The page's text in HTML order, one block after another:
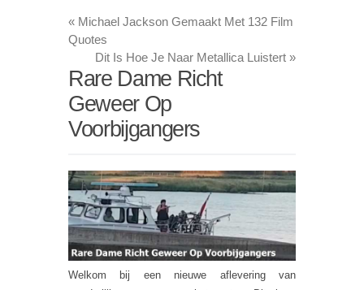
« Michael Jackson Gemaakt Met 132 Film
Quotes
Dit Is Hoe Je Naar Metallica Luistert »
Rare Dame Richt
Geweer Op
Voorbijgangers
Welkom bij een nieuwe aflevering van